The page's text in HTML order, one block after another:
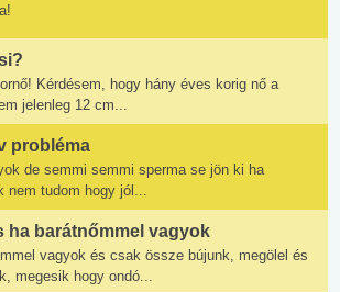
Kérdésem, hogy hány éves korig nő a
jelenleg 12 cm...
probléma
de semmi semmi sperma se jön ki ha
nem tudom hogy jól...
ha barátnőmmel vagyok
vagyok és csak össze bújunk, megölel és
megesik hogy ondó...